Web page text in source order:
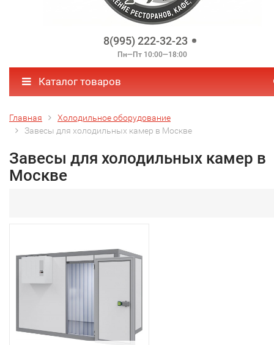
8(995) 222-32-23
Пн—Пт 10:00—18:00
Каталог товаров
Главная
Холодильное оборудование
Завесы для холодильных камер в Москве
Завесы для холодильных камер в
Москве